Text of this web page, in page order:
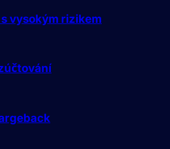
vysokým rizikem